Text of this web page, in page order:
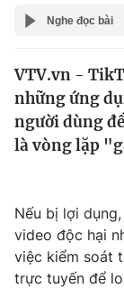
Y tế
Thế giới
Thế giới đó đây
Câu chuyện
Tài chính
Thị trường
Dữ liệu và đời
Đời sống
Giáo dục
Nghe đọc bài
VTV.vn -
những ứng
người dùng
là vòng lặp
Nếu bị lợi
video độc hại
việc kiểm soát
trực tuyến để